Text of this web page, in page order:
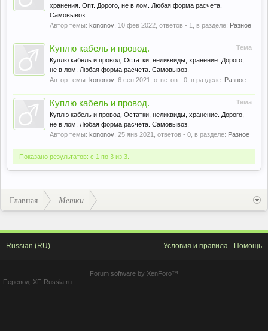
хранения. Опт. Дорого, не в лом. Любая форма расчета.
Самовывоз.
Автор темы: kononov 10 фев 2022 , ответов - 1, в разделе: Разное
Тема
Куплю кабель и провод.
Куплю кабель и провод. Остатки, неликвиды, хранение. Дорого,
не в лом. Любая форма расчета. Самовывоз.
Автор темы: kononov 6 сен 2021 , ответов - 0, в разделе: Разное
Тема
Куплю кабель и провод.
Куплю кабель и провод. Остатки, неликвиды, хранение. Дорого,
не в лом. Любая форма расчета. Самовывоз.
Автор темы: kononov 25 янв 2021 , ответов - 0, в разделе: Разное
Показано результатов: с 1 по 3 из 3.
Главная Метки
Russian (RU) Условия и правила Помощь
Forum software by XenForo™
Перевод: XF-Russia.ru